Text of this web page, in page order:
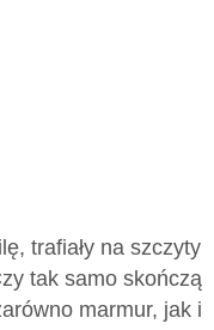
trafiały na szczyty
tak samo skończą
marmur, jak i